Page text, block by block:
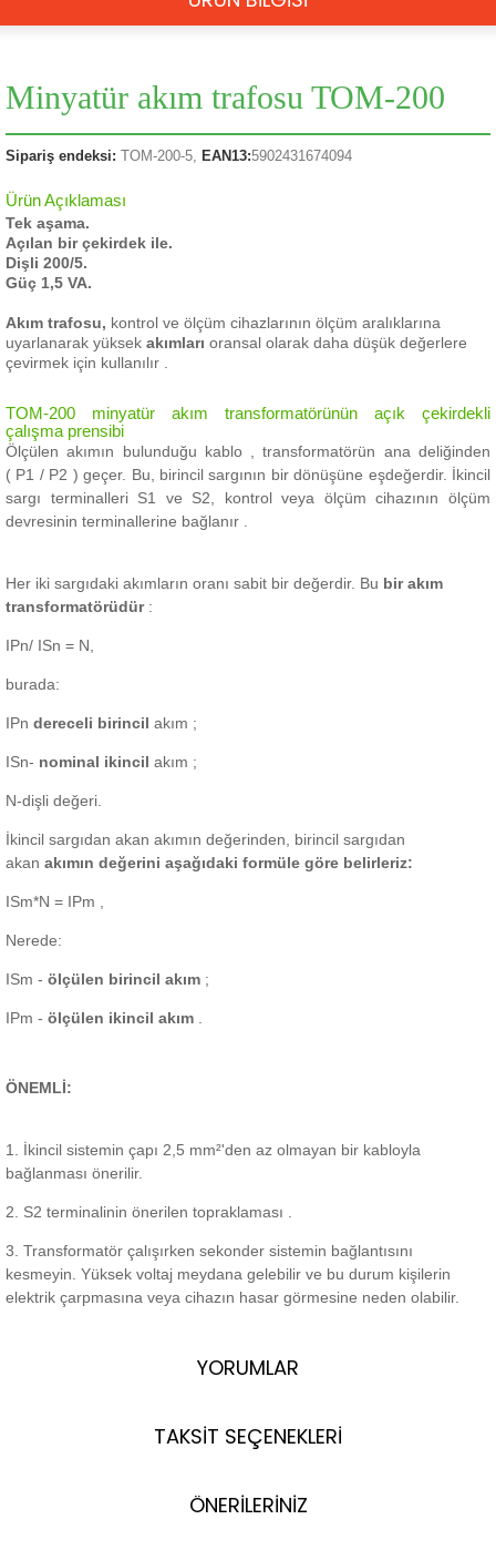
Minyatür akım trafosu TOM-200
Sipariş endeksi: TOM-200-5, EAN13:5902431674094
Ürün Açıklaması
Tek aşama.
Açılan bir çekirdek ile.
Dişli 200/5.
Güç 1,5 VA.
Akım trafosu, kontrol ve ölçüm cihazlarının ölçüm aralıklarına
uyarlanarak yüksek akımları oransal olarak daha düşük değerlere
çevirmek için kullanılır .
TOM-200 minyatür akım transformatörünün açık çekirdekli
çalışma prensibi
Ölçülen akımın bulunduğu kablo , transformatörün ana deliğinden
( P1 / P2 ) geçer. Bu, birincil sargının bir dönüşüne eşdeğerdir. İkincil
sargı terminalleri S1 ve S2, kontrol veya ölçüm cihazının ölçüm
devresinin terminallerine bağlanır
Her iki sargıdaki akımların oranı sabit bir değerdir. Bu bir akım
transformatörüdür:
IPn/ ISn = N,
burada:
IPn dereceli birincil akım ;
ISn- nominal ikincil akım ;
N-dişli değeri.
İkincil sargıdan akan akımın değerinden, birincil sargıdan
akan akımın değerini aşağıdaki formüle göre belirleriz:
ISm*N = IPm
Nerede:
ISm - ölçülen birincil akım ;
IPm - ölçülen ikincil akım
ÖNEMLİ:
1. İkincil sistemin çapı 2,5 mm²'den az olmayan bir kabloyla
bağlanması önerilir.
2. S2 terminalinin önerilen topraklaması
3. Transformatör çalışırken sekonder sistemin bağlantısını
kesmeyin. Yüksek voltaj meydana gelebilir ve bu durum kişilerin
elektrik çarpmasına veya cihazın hasar görmesine neden olabilir.
YORUMLAR
TAKSİT SEÇENEKLERİ
ÖNERİLERİNİZ